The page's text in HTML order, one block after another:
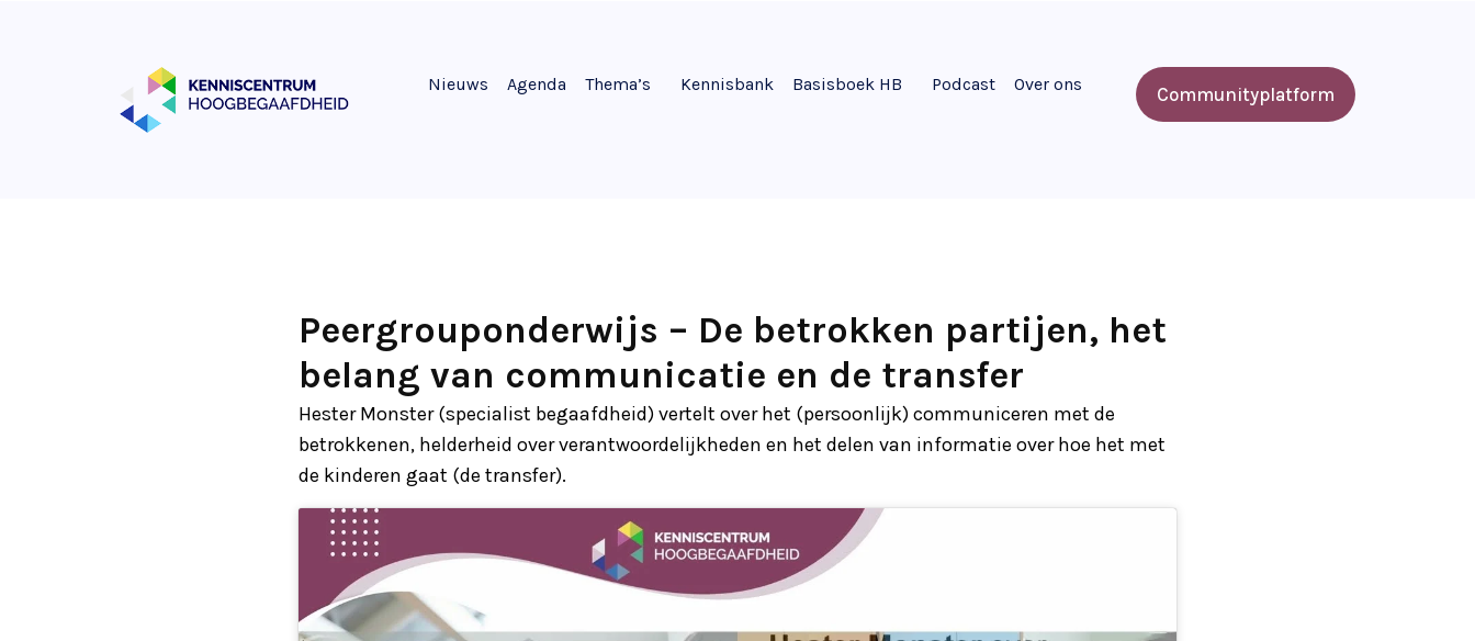
Nieuws Agenda Thema’s Kennisbank Basisboek HB Podcast Over ons Communityplatform
Peergrouponderwijs – De betrokken partijen, het
belang van communicatie en de transfer
Hester Monster (specialist begaafdheid) vertelt over het (persoonlijk) communiceren met de
betrokkenen, helderheid over verantwoordelijkheden en het delen van informatie over hoe het met
de kinderen gaat (de transfer).